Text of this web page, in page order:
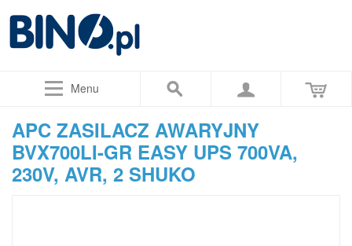
Menu
APC ZASILACZ AWARYJNY
BVX700LI-GR EASY UPS 700VA,
230V, AVR, 2 SHUKO